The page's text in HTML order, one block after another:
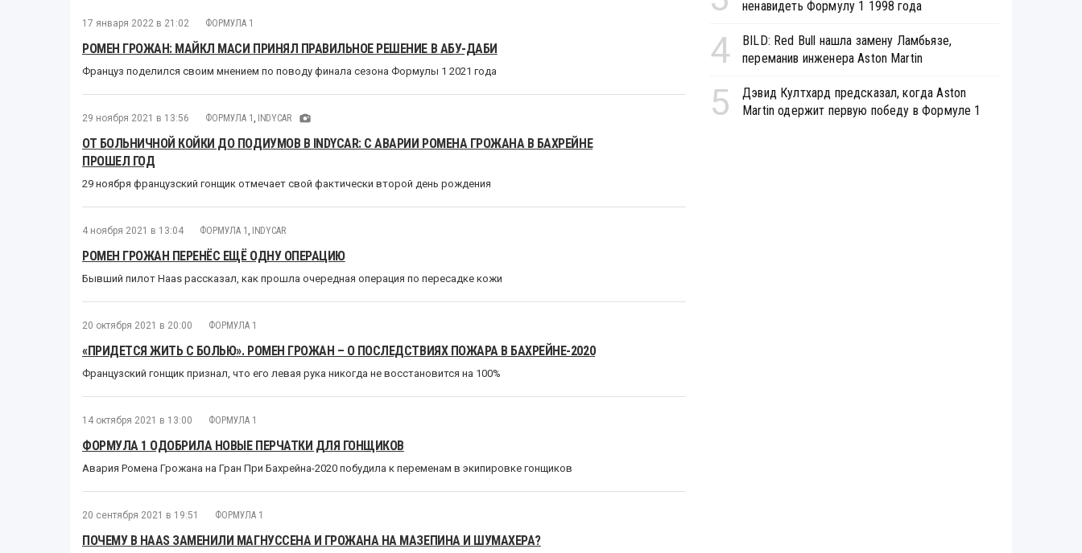
17 января 2022 в 21:02 ФОРМУЛА 1
РОМЕН ГРОЖАН: МАЙКЛ МАСИ ПРИНЯЛ ПРАВИЛЬНОЕ РЕШЕНИЕ В АБУ-ДАБИ
Француз поделился своим мнением по поводу финала сезона Формулы 1 2021 года
29 ноября 2021 в 13:56 ФОРМУЛА 1 INDYCAR
ОТ БОЛЬНИЧНОЙ КОЙКИ ДО ПОДИУМОВ В INDYCAR: С АВАРИИ РОМЕНА ГРОЖАНА В БАХРЕЙНЕ
ПРОШЕЛ ГОД
29 ноября французский гонщик отмечает свой фактически второй день рождения
4 ноября 2021 в 13:04 ФОРМУЛА 1 INDYCAR
РОМЕН ГРОЖАН ПЕРЕНЁС ЕЩЁ ОДНУ ОПЕРАЦИЮ
Бывший пилот Haas рассказал, как прошла очередная операция по пересадке кожи
20 октября 2021 в 20:00 ФОРМУЛА 1
«ПРИДЕТСЯ ЖИТЬ С БОЛЬЮ». РОМЕН ГРОЖАН – О ПОСЛЕДСТВИЯХ ПОЖАРА В БАХРЕЙНЕ-2020
Французский гонщик признал, что его левая рука никогда не восстановится на 100%
14 октября 2021 в 13:00 ФОРМУЛА 1
ФОРМУЛА 1 ОДОБРИЛА НОВЫЕ ПЕРЧАТКИ ДЛЯ ГОНЩИКОВ
Авария Ромена Грожана на Гран При Бахрейна-2020 побудила к переменам в экипировке гонщиков
20 сентября 2021 в 19:51 ФОРМУЛА 1
ПОЧЕМУ В HAAS ЗАМЕНИЛИ МАГНУССЕНА И ГРОЖАНА НА МАЗЕПИНА И ШУМАХЕРА?
ненавидеть Формулу 1 1998 года
4
BILD: Red Bull нашла замену Ламбьязе,
переманив инженера Aston Martin
5
Дэвид Култхард предсказал, когда Aston
Martin одержит первую победу в Формуле 1